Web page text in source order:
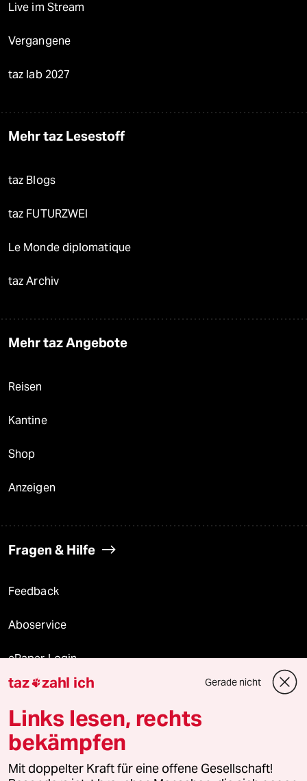
Live im Stream
Vergangene
taz lab 2027
Mehr taz Lesestoff
taz Blogs
taz FUTURZWEI
Le Monde diplomatique
taz Archiv
Mehr taz Angebote
Reisen
Kantine
Shop
Anzeigen
Fragen & Hilfe
Feedback
Aboservice
ePaper Login
Downloads für Abonnierende
© 2026 taz Verlags und Vertriebs GmbH
Alle Rechte vorbehalten. Bei rechtlichen Fragen oder für Genehmigungen
wenden Sie sich bitte an
lizenzen@taz.de
taz zahl ich Gerade nicht
Links lesen, rechts
bekämpfen
Mit doppelter Kraft für eine offene Gesellschaft!